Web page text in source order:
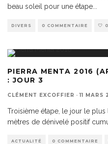
beau soleil pour une étape
DIVERS 0 COMMENTAIRE 0
PIERRA MENTA 2016
: JOUR 3
CLÉMENT EXCOFFIER · 11 MARS
Troisième étape, le jour le
mètres de dénivelé positif
ACTUALITÉ 0 COMMENTAIRE